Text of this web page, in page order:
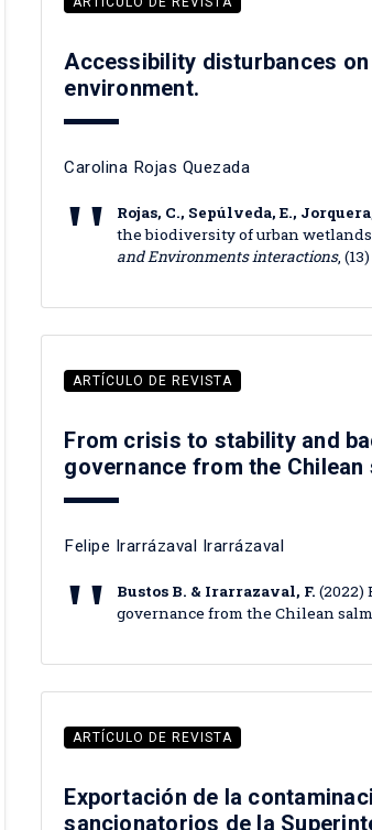
Accessibility disturbances
environment.
Carolina Rojas Quezada
Rojas, C., Sepúlveda, E.,
the biodiversity of urban
and Environments interactions,
ARTÍCULO DE REVISTA
From crisis to stability and
governance from the
Felipe Irarrázaval Irarrázaval
Bustos B. & Irarrazaval, F. (2022)
governance from the Chilean
ARTÍCULO DE REVISTA
Exportación de la
sancionatorios de la